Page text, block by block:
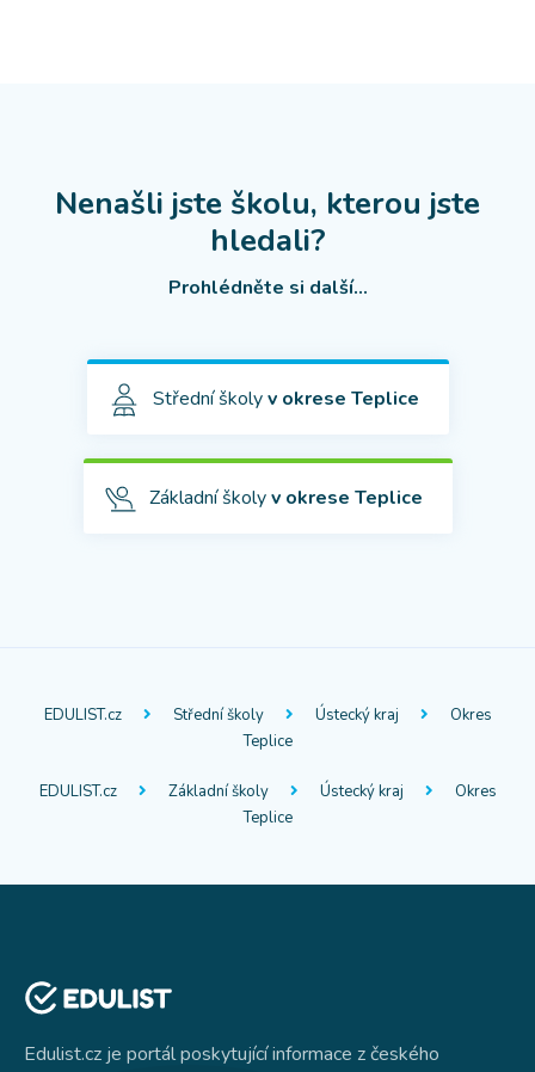
Nenašli jste školu, kterou jste
hledali?
Prohlédněte si další...
Střední školyv okrese Teplice
Základní školyv okrese Teplice
EDULIST.cz Střední školy Ústecký kraj
Okres
Teplice
EDULIST.cz Základní školy Ústecký kraj
Okres
Teplice
Edulist.cz je portál poskytující informace z českého